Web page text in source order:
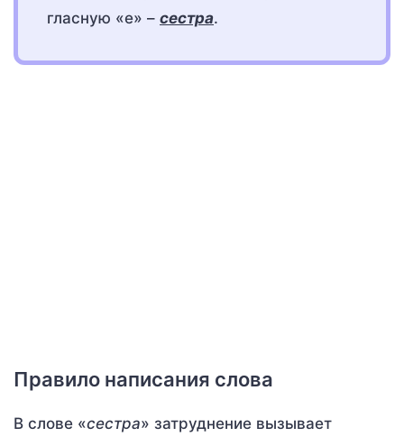
гласную «е» – сестра.
Правило написания слова
В слове «сестра» затруднение вызывает